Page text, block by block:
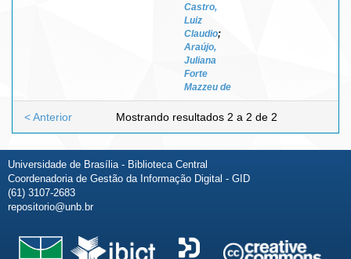
Castro,
Luiz
Claudio;
Araújo,
Juliana
Forte
Mazzeu de
Mostrando resultados 2 a 2 de 2
< Anterior
Universidade de Brasília - Biblioteca Central
Coordenadoria de Gestão da Informação Digital - GID
(61) 3107-2683
repositorio@unb.br